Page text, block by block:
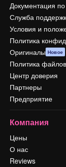
Документация
Служба
Условия и
Политика
Оригиналы Новое
Политика
Центр доверия
Партнеры
Предприятие
Компания
Цены
О нас
Reviews